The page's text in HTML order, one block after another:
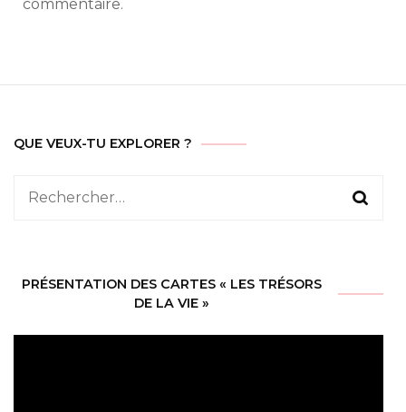
commentaire.
QUE VEUX-TU EXPLORER ?
Rechercher :
PRÉSENTATION DES CARTES « LES TRÉSORS
DE LA VIE »